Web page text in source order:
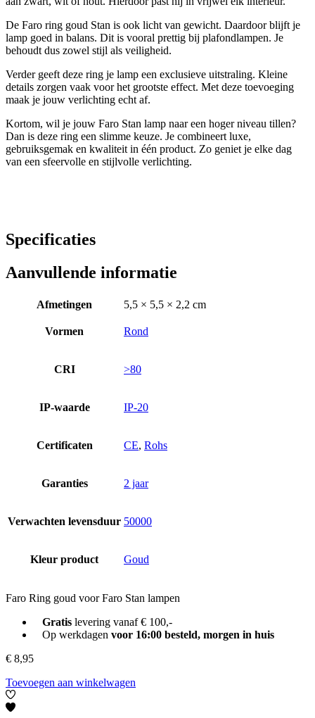
De Faro ring goud Stan is ook licht van gewicht. Daardoor blijft je
lamp goed in balans. Dit is vooral prettig bij plafondlampen. Je
behoudt dus zowel stijl als veiligheid.
Verder geeft deze ring je lamp een exclusieve uitstraling. Kleine
details zorgen vaak voor het grootste effect. Met deze toevoeging
maak je jouw verlichting echt af.
Kortom, wil je jouw Faro Stan lamp naar een hoger niveau tillen?
Dan is deze ring een slimme keuze. Je combineert luxe,
gebruiksgemak en kwaliteit in één product. Zo geniet je elke dag
van een sfeervolle en stijlvolle verlichting.
Specificaties
Aanvullende informatie
Afmetingen 5,5 × 5,5 × 2,2 cm
Vormen Rond
CRI >80
IP-waarde IP-20
Certificaten CE, Rohs
Garanties 2 jaar
Verwachten levensduur 50000
Kleur product Goud
Faro Ring goud voor Faro Stan lampen
Gratislevering vanaf € 100,-
Op werkdagen voor 16:00 besteld, morgen in huis
€ 8,95
Toevoegen aan winkelwagen